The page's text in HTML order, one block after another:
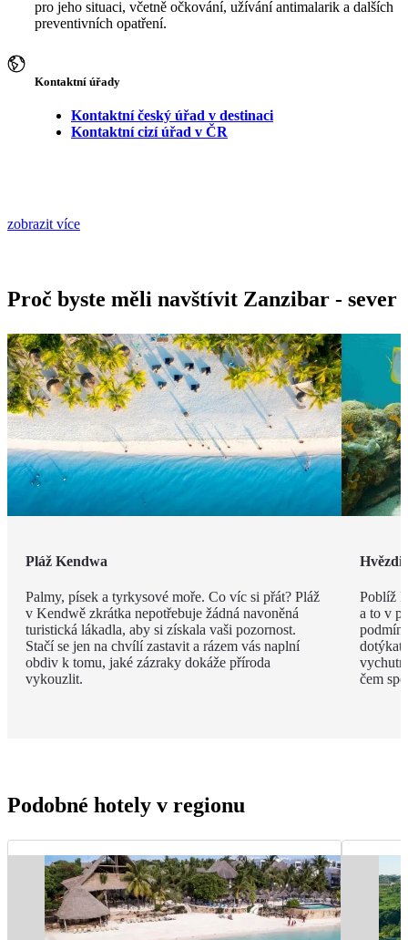
pro jeho situaci, včetně očkování, užívání antimalarik a dalších
preventivních opatření.
Kontaktní úřady
Kontaktní český úřad v destinaci
Kontaktní cizí úřad v ČR
zobrazit více
Proč byste měli navštívit Zanzibar - sever
Pláž Kendwa
Palmy, písek a tyrkysové moře. Co víc si přát? Pláž
v Kendwě zkrátka nepotřebuje žádná navoněná
turistická lákadla, aby si získala vaši pozornost.
Stačí se jen na chvílí zastavit a rázem vás naplní
obdiv k tomu, jaké zázraky dokáže příroda
vykouzlit.
Poblíž
a to v
čem
Podobné hotely v regionu